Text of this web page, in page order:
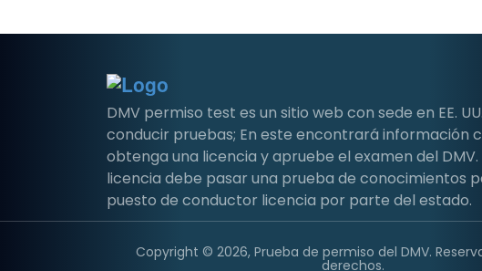
DMV permiso test es un sitio web con sede en EE.
conducir pruebas; En este encontrará información
obtenga una licencia y apruebe el examen del
licencia debe pasar una prueba de conocimientos
puesto de conductor licencia por parte del estado.
Copyright © 2026, Prueba de permiso del DMV.
derechos.